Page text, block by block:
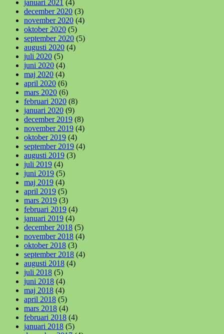
januari 2021 (4)
december 2020 (3)
november 2020 (4)
oktober 2020 (5)
september 2020 (5)
augusti 2020 (4)
juli 2020 (5)
juni 2020 (4)
maj 2020 (4)
april 2020 (6)
mars 2020 (6)
februari 2020 (8)
januari 2020 (9)
december 2019 (8)
november 2019 (4)
oktober 2019 (4)
september 2019 (4)
augusti 2019 (3)
juli 2019 (4)
juni 2019 (5)
maj 2019 (4)
april 2019 (5)
mars 2019 (3)
februari 2019 (4)
januari 2019 (4)
december 2018 (5)
november 2018 (4)
oktober 2018 (3)
september 2018 (4)
augusti 2018 (4)
juli 2018 (5)
juni 2018 (4)
maj 2018 (4)
april 2018 (5)
mars 2018 (4)
februari 2018 (4)
januari 2018 (5)